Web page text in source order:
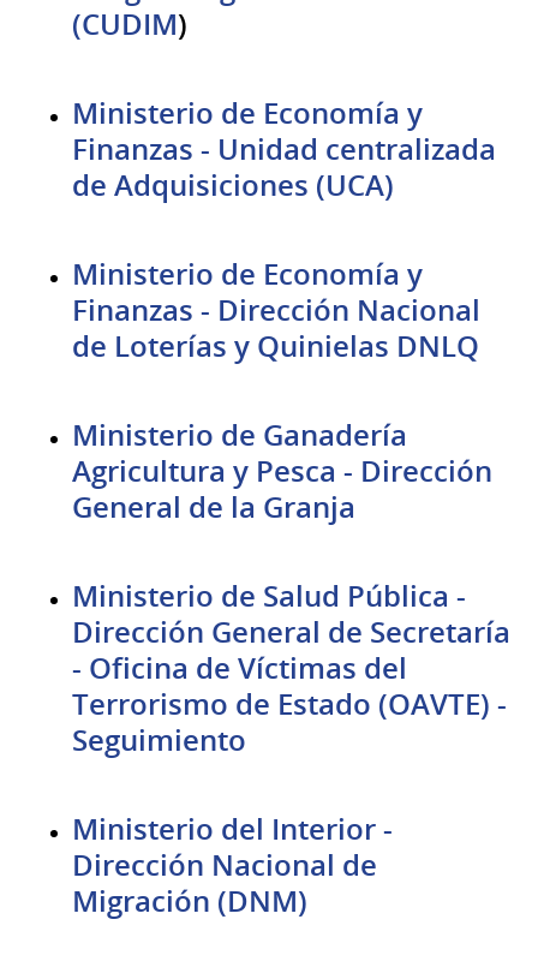
(CUDIM)
Ministerio de Economía y
Finanzas - Unidad centralizada
de Adquisiciones (UCA)
Ministerio de Economía y
Finanzas - Dirección Nacional
de Loterías y Quinielas DNLQ
Ministerio de Ganadería
Agricultura y Pesca - Dirección
General de la Granja
Ministerio de Salud Pública -
Dirección General de Secretaría
- Oficina de Víctimas del
Terrorismo de Estado (OAVTE) -
Seguimiento
Ministerio del Interior -
Dirección Nacional de
Migración (DNM)